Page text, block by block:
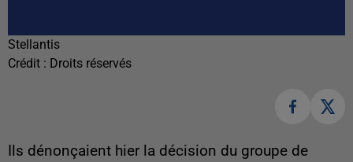
Stellantis
Crédit : Droits réservés
Ils dénonçaient hier la décision du groupe de